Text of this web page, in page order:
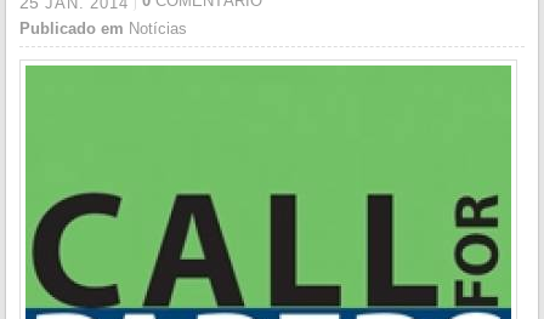
Publicado em Notícias